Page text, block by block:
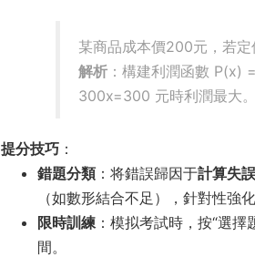
某商品成本價200元，若
解析 ：構建利潤函數 P(x)
300x=300 元時利潤最大。
提分技巧 ：
錯題分類：将錯誤歸因于計算失誤
（如數形結合不足），針對性強化
限時訓練：模拟考試時，按“選
間。